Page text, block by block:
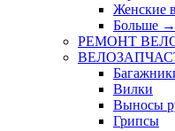
Женские
Больше →
РЕМОНТ
Вилки
Выносы
Грипсы